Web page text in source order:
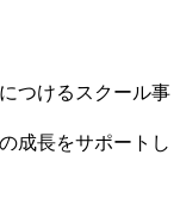
つけるスクール事
成長をサポートし